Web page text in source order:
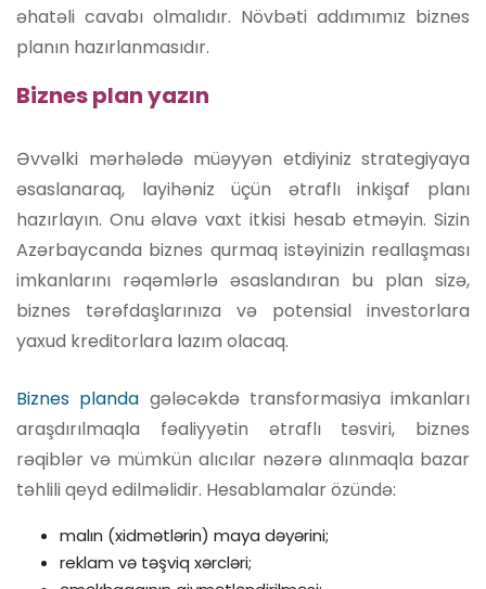
əhatəli cavabı olmalıdır. Növbəti addımımız biznes
planın hazırlanmasıdır.
Biznes plan yazın
Əvvəlki mərhələdə müəyyən etdiyiniz strategiyaya
əsaslanaraq, layihəniz üçün ətraflı inkişaf planı
hazırlayın. Onu əlavə vaxt itkisi hesab etməyin. Sizin
Azərbaycanda biznes qurmaq istəyinizin reallaşması
imkanlarını rəqəmlərlə əsaslandıran bu plan sizə,
biznes tərəfdaşlarınıza və potensial investorlara
yaxud kreditorlara lazım olacaq.
Biznes planda gələcəkdə transformasiya imkanları
araşdırılmaqla fəaliyyətin ətraflı təsviri, biznes
rəqiblər və mümkün alıcılar nəzərə alınmaqla bazar
təhlili qeyd edilməlidir. Hesablamalar özündə:
malın (xidmətlərin) maya dəyərini;
reklam və təşviq xərcləri;